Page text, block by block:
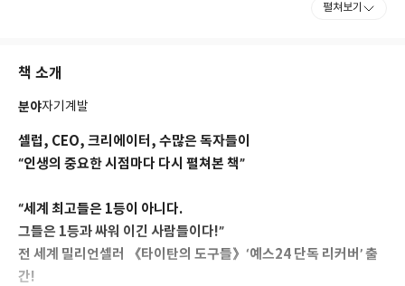
준결승에 올랐다. 일본어·중국어·스페인어·독일어를 포함한 5개 국
어가 아닌 그의 실천력을 증명하는 이름표다.
흐른다. 2001년 벤처기업에서 하루 14시간 격무에 시달리며 고작
연봉 4만 달러를 받던 비효율적 삶을 청산하고, 주 4시간 근무로 월
4만 달러 이상을 버는 구조를 직접 설계해 증명했다. 이 과정을 담은
『나는 4시간만 일한다』(The 4-Hour Workweek)는 아마존과
역되어 ‘디지털 노마드’ 열풍의 시초가 되었다.
그는 평생 자신의 몸을 실험 대상으로 삼아왔다. 고등학생 시절부터
자신의 몸을 대상으로 건강 속설과 운동법을 직접 검증하고 기록해
왔다. 2004년 이후 혈액검사만 1,000회 이상, 신체 실험에 투자한
펼쳐보기
책 소개
분야자기계발
셀럽, CEO, 크리에이터, 수많은 독자들이
“인생의 중요한 시점마다 다시 펼쳐본 책”
“세계 최고들은 1등이 아니다.
그들은 1등과 싸워 이긴 사람들이다!”
전 세계 밀리언셀러 《타이탄의 도구들》‘예스24 단독 리커버’ 출
간!